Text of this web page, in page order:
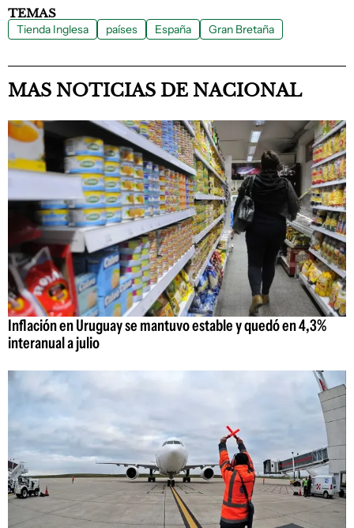
TEMAS
Tienda Inglesa países España Gran Bretaña
MAS NOTICIAS DE NACIONAL
Inflación en Uruguay se mantuvo estable y quedó en 4,3%
interanual a julio